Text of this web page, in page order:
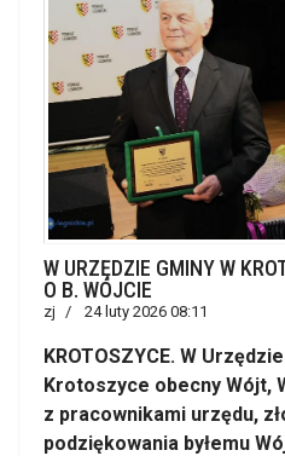
W URZĘDZIE GMINY W
O B. WÓJCIE
zj 24 luty 2026 08:11
KROTOSZYCE. W
Krotoszyce obecny Wójt,
z pracownikami urzędu,
podziękowania byłemu